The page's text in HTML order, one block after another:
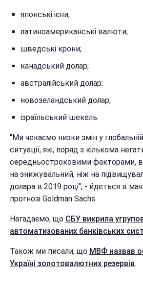
японські ієни;
латиноамериканські валюти;
шведські крони;
канадський долар;
австралійський долар;
новозеландський долар;
ізраїльський шекель.
"Ми чекаємо низки змін у
ситуації, які, поряд з кількома
середньостроковими факторами,
на знижувальний, ніж на
долара в 2019 році", - йдеться в
прогнозі Goldman Sachs.
Нагадаємо, що СБУ викрила
автоматизованих банківських
Також ми писали, що МВФ назвав
Україні золотовалютних резервів.